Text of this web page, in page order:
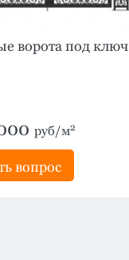
ворота под ключ
руб/м2
вопрос